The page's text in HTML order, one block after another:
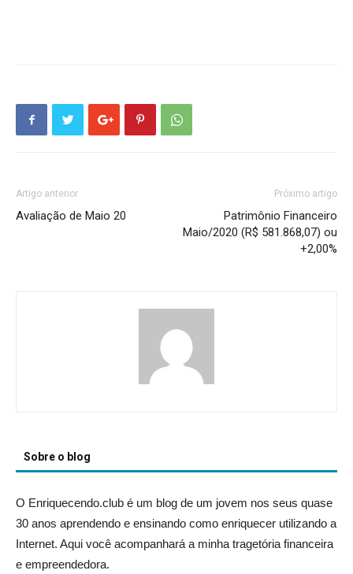
Artigo anterior
Avaliação de Maio 20
Próximo artigo
Patrimônio Financeiro
Maio/2020 (R$ 581.868,07) ou
+2,00%
Sobre o blog
O Enriquecendo.club é um blog de um jovem nos seus quase
30 anos aprendendo e ensinando como enriquecer utilizando a
Internet. Aqui você acompanhará a minha tragetória financeira
e empreendedora.